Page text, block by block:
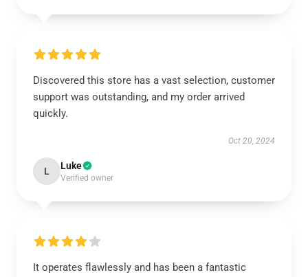
Discovered this store has a vast selection, customer
support was outstanding, and my order arrived
quickly.
Oct 20, 2024
L Luke
Verified owner
It operates flawlessly and has been a fantastic